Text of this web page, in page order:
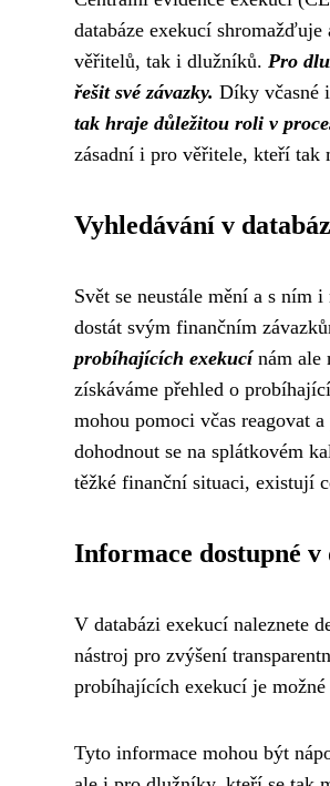
databáze exekucí
věřitelů, tak i dlužníků. Pro
řešit své závazky. Díky včasné
tak hraje důležitou roli v
zásadní i pro věřitele, kteří tak
Vyhledávání v
Svět se neustále mění a s ním
dostát svým finančním
probíhajících exekucínám ale
získáváme přehled o
mohou pomoci včas reagovat
dohodnout se na splátkovém
těžké finanční situaci, existují
Informace dostupné v
V databázi exekucí naleznete
nástroj pro zvýšení
probíhajících exekucí je
Tyto informace mohou být